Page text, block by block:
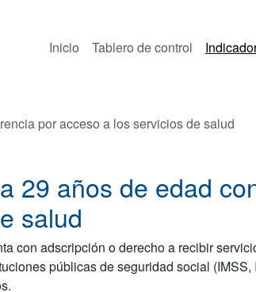
Inicio Tablero de control
por acceso a los servicios de salud
29 años de edad
salud
con adscripción o derecho a recibir
públicas de seguridad social (IMSS,